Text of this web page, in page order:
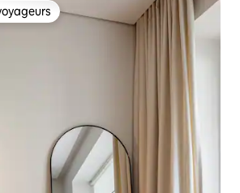
les plus appréciés